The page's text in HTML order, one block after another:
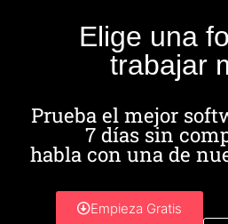
Elige una
trabajar
Prueba el mejor
7 días sin
habla con una de
Empieza Gratis